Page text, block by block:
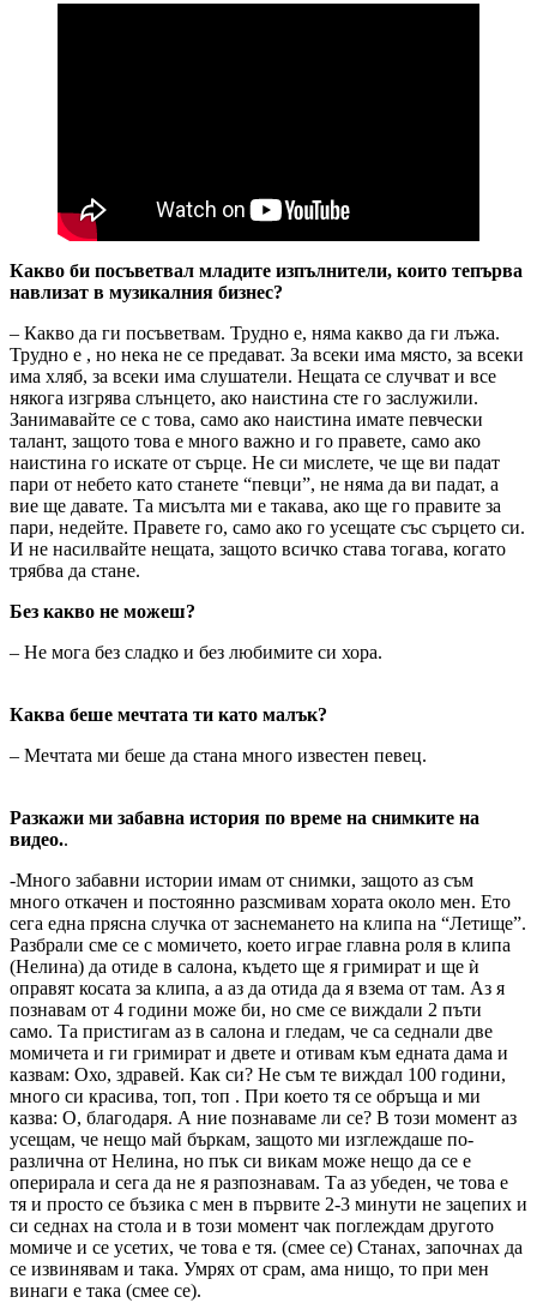
Какво би посъветвал младите изпълнители, които тепърва
навлизат в музикалния бизнес?
– Какво да ги посъветвам. Трудно е, няма какво да ги лъжа.
Трудно е , но нека не се предават. За всеки има място, за всеки
има хляб, за всеки има слушатели. Нещата се случват и все
някога изгрява слънцето, ако наистина сте го заслужили.
Занимавайте се с това, само ако наистина имате певчески
талант, защото това е много важно и го правете, само ако
наистина го искате от сърце. Не си мислете, че ще ви падат
пари от небето като станете “певци”, не няма да ви падат, а
вие ще давате. Та мисълта ми е такава, ако ще го правите за
пари, недейте. Правете го, само ако го усещате със сърцето си.
И не насилвайте нещата, защото всичко става тогава, когато
трябва да стане.
Без какво не можеш?
– Не мога без сладко и без любимите си хора.
Каква беше мечтата ти като малък?
– Мечтата ми беше да стана много известен певец.
Разкажи ми забавна история по време на снимките на
видео..
-Много забавни истории имам от снимки, защото аз съм
много откачен и постоянно разсмивам хората около мен. Ето
сега една прясна случка от заснемането на клипа на “Летище”.
Разбрали сме се с момичето, което играе главна роля в клипа
(Нелина) да отиде в салона, където ще я гримират и ще ѝ
оправят косата за клипа, а аз да отида да я взема от там. Аз я
познавам от 4 години може би, но сме се виждали 2 пъти
само. Та пристигам аз в салона и гледам, че са седнали две
момичета и ги гримират и двете и отивам към едната дама и
казвам: Охо, здравей. Как си? Не съм те виждал 100 години,
много си красива, топ, топ . При което тя се обръща и ми
казва: О, благодаря. А ние познаваме ли се? В този момент аз
усещам, че нещо май бъркам, защото ми изглеждаше по-
различна от Нелина, но пък си викам може нещо да се е
оперирала и сега да не я разпознавам. Та аз убеден, че това е
тя и просто се бъзика с мен в първите 2-3 минути не зацепих и
си седнах на стола и в този момент чак поглеждам другото
момиче и се усетих, че това е тя. (смее се) Станах, започнах да
се извинявам и така. Умрях от срам, ама нищо, то при мен
винаги е така (смее се).